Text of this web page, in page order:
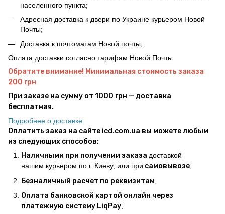
населенного пункта;
Адресная доставка к двери по Украине курьером Новой
Почты;
Доставка к почтоматам Новой почты;
Оплата доставки согласно тарифам Новой Почты
Обратите внимание! Минимальная стоимость заказа
200 грн
При заказе на сумму от 1000 грн — доставка
бесплатная.
Подробнее о доставке
Оплатить заказ на сайте icd.com.ua вы можете любым
из следующих способов:
Наличными при получении заказа доставкой
нашим курьером по г. Киеву, или при самовывозе;
Безналичный расчет по реквизитам;
Оплата банковской картой онлайн через
платежную систему LiqPay;